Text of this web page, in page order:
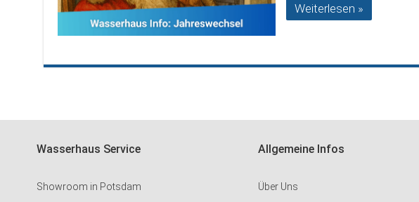
Weiterlesen »
Wasserhaus Service
Showroom in Potsdam
Allgemeine Infos
Über Uns